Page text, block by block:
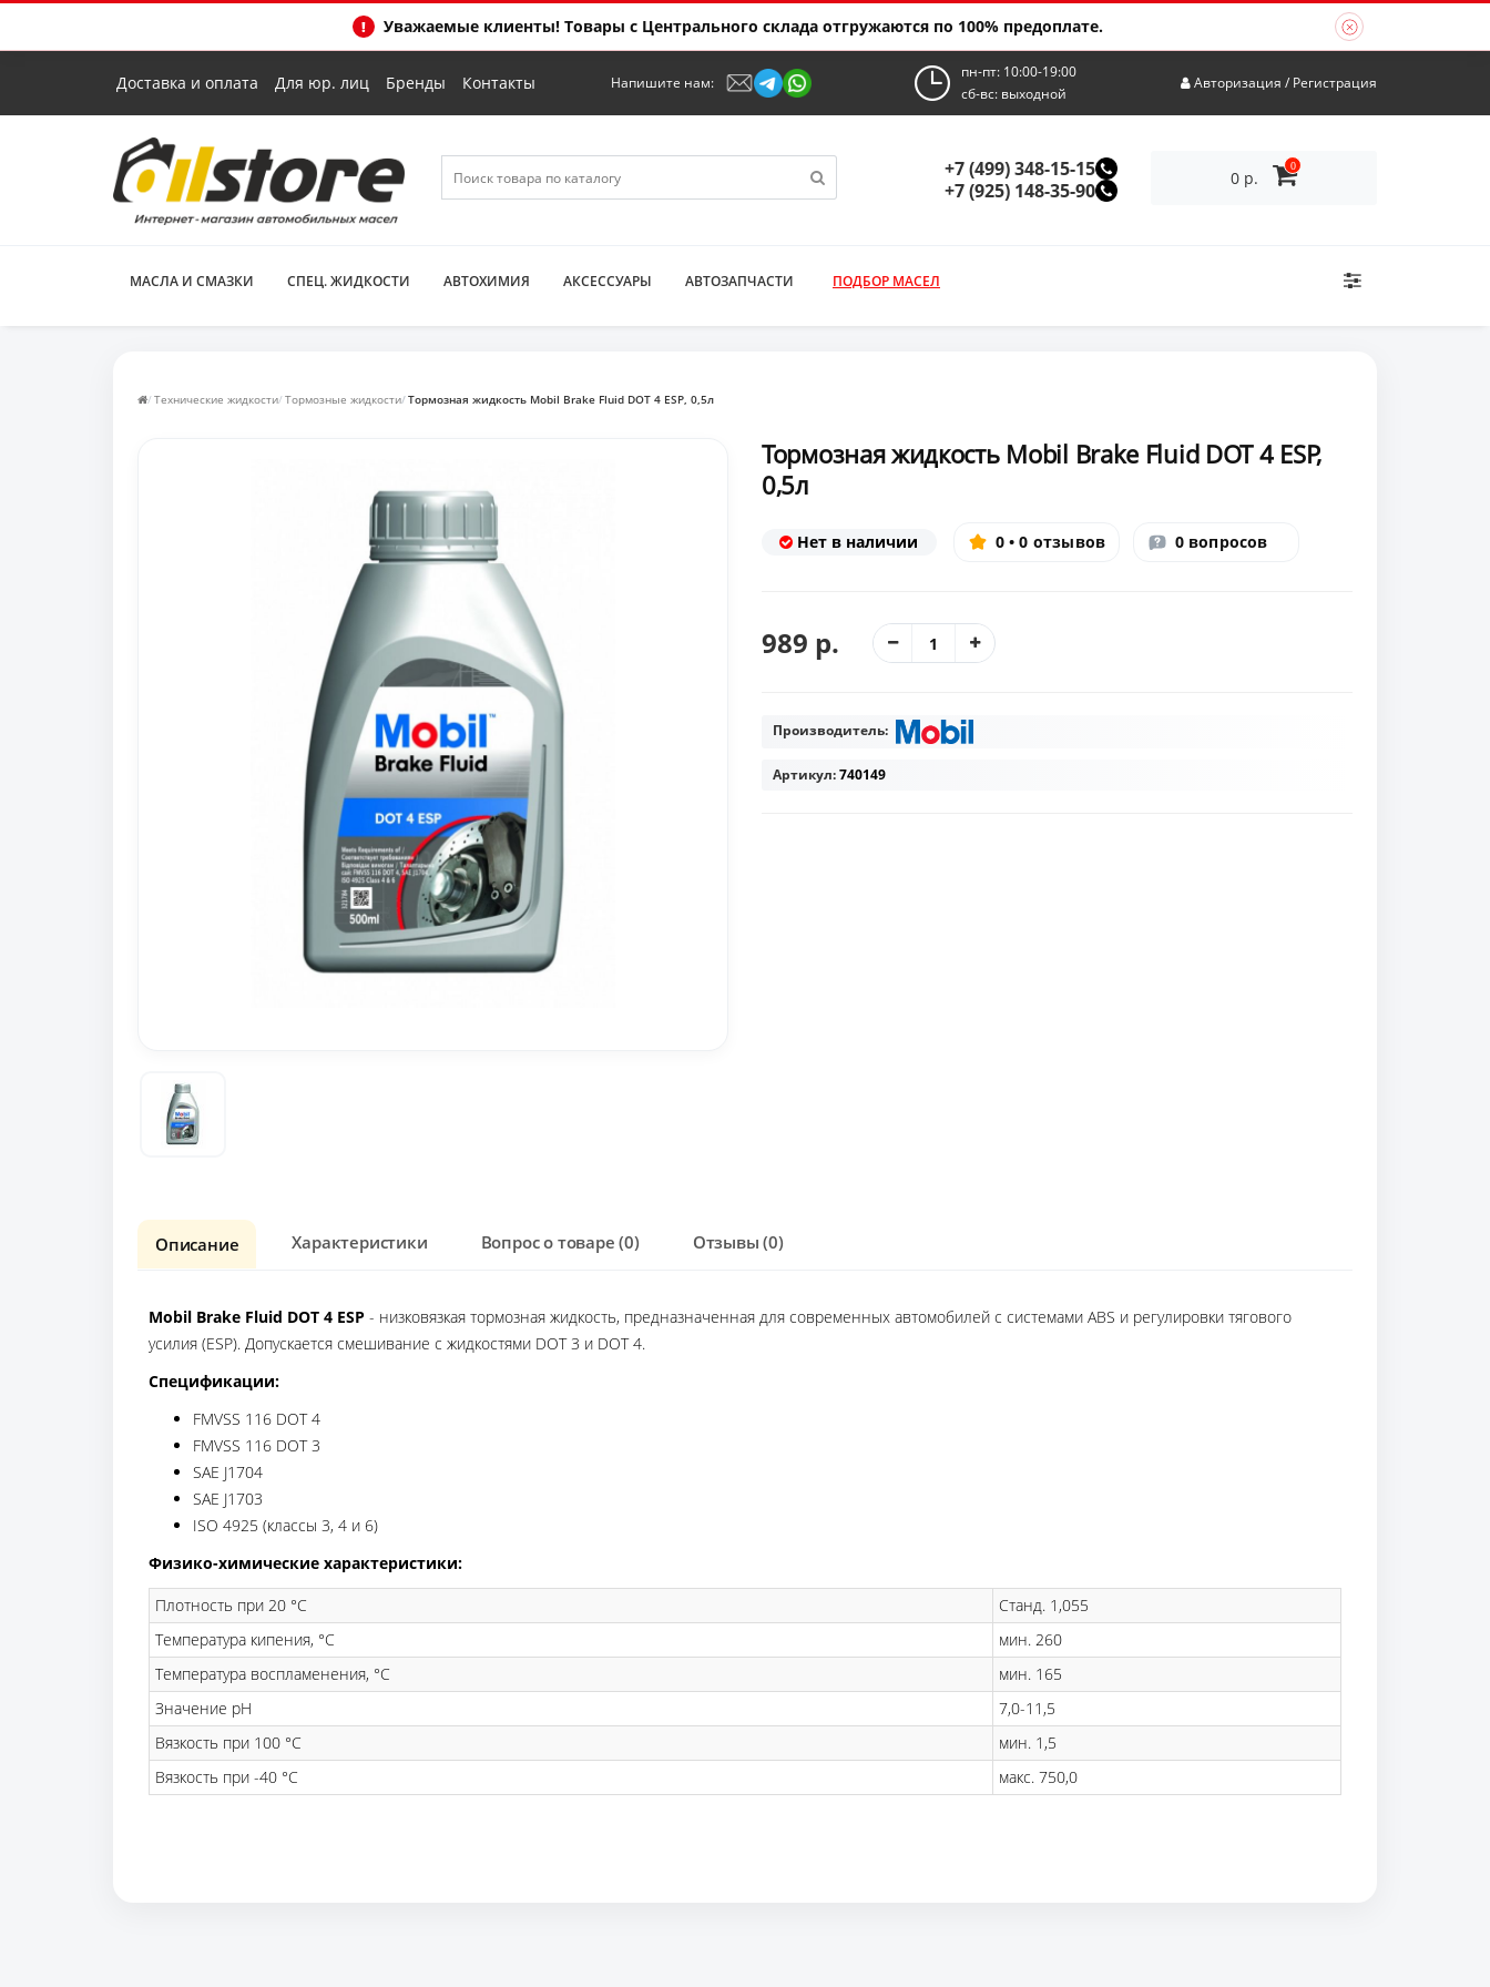
Уважаемые клиенты! Товары с Центрального склада отгружаются по 100% предоплате.
Доставка и оплата Для юр. лиц Бренды Контакты Напишите нам:
пн-пт: 10:00-19:00
сб-вс: выходной
Авторизация / Регистрация
+7 (499) 348-15-15
+7 (925) 148-35-90
0 р.
0
МАСЛА И СМАЗКИ СПЕЦ. ЖИДКОСТИ АВТОХИМИЯ АКСЕССУАРЫ АВТОЗАПЧАСТИ ПОДБОР МАСЕЛ
Технические жидкости Тормозные жидкости Тормозная жидкость Mobil Brake Fluid DOT 4 ESP, 0,5л
Тормозная жидкость Mobil Brake Fluid DOT 4 ESP,
0,5л
Нет в наличии 0 • 0 отзывов 0 вопросов
989 р.
Производитель:
Артикул:740149
Описание Характеристики Вопрос о товаре (0) Отзывы (0)
Mobil Brake Fluid DOT 4 ESP - низковязкая тормозная жидкость, предназначенная для современных автомобилей с системами ABS и регулировки тягового
усилия (ESP). Допускается смешивание с жидкостями DOT 3 и DOT 4.
Спецификации:
FMVSS 116 DOT 4
FMVSS 116 DOT 3
SAE J1704
SAE J1703
ISO 4925 (классы 3, 4 и 6)
Физико-химические характеристики:
Плотность при 20 °C
Станд. 1,055
Температура кипения, °C
мин. 260
Температура воспламенения, °C
мин. 165
Значение pH
7,0-11,5
Вязкость при 100 °C
мин. 1,5
Вязкость при -40 °C
макс. 750,0